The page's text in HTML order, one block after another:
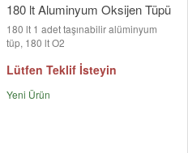
180 lt Aluminyum Oksijen Tüpü
180 lt 1 adet taşınabilir alüminyum
tüp, 180 lt O2
Lütfen Teklif İsteyin
Yeni Ürün